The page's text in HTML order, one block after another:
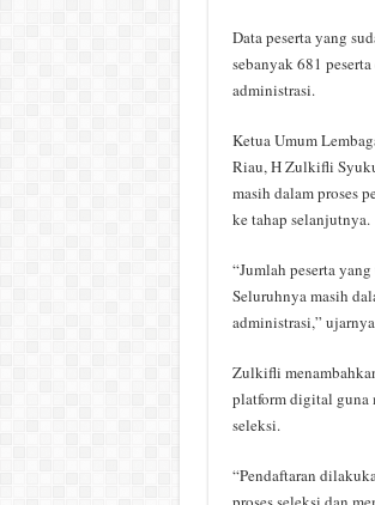
Data peserta yang
sebanyak 681
administrasi.
Ketua Umum
Riau, H Zulkifli
masih dalam proses
ke tahap selanjutnya.
“Jumlah peserta
Seluruhnya masih
administrasi,”
Zulkifli
platform digital guna
seleksi.
“Pendaftaran